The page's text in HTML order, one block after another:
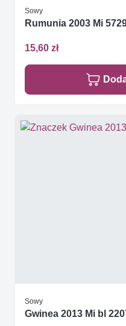
Sowy
Rumunia 2003 Mi
15,60 zł
Sowy
Gwinea 2013 Mi bl